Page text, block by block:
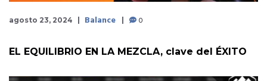
agosto 23, 2024 Balance 0
EL EQUILIBRIO EN LA MEZCLA, clave del ÉXITO